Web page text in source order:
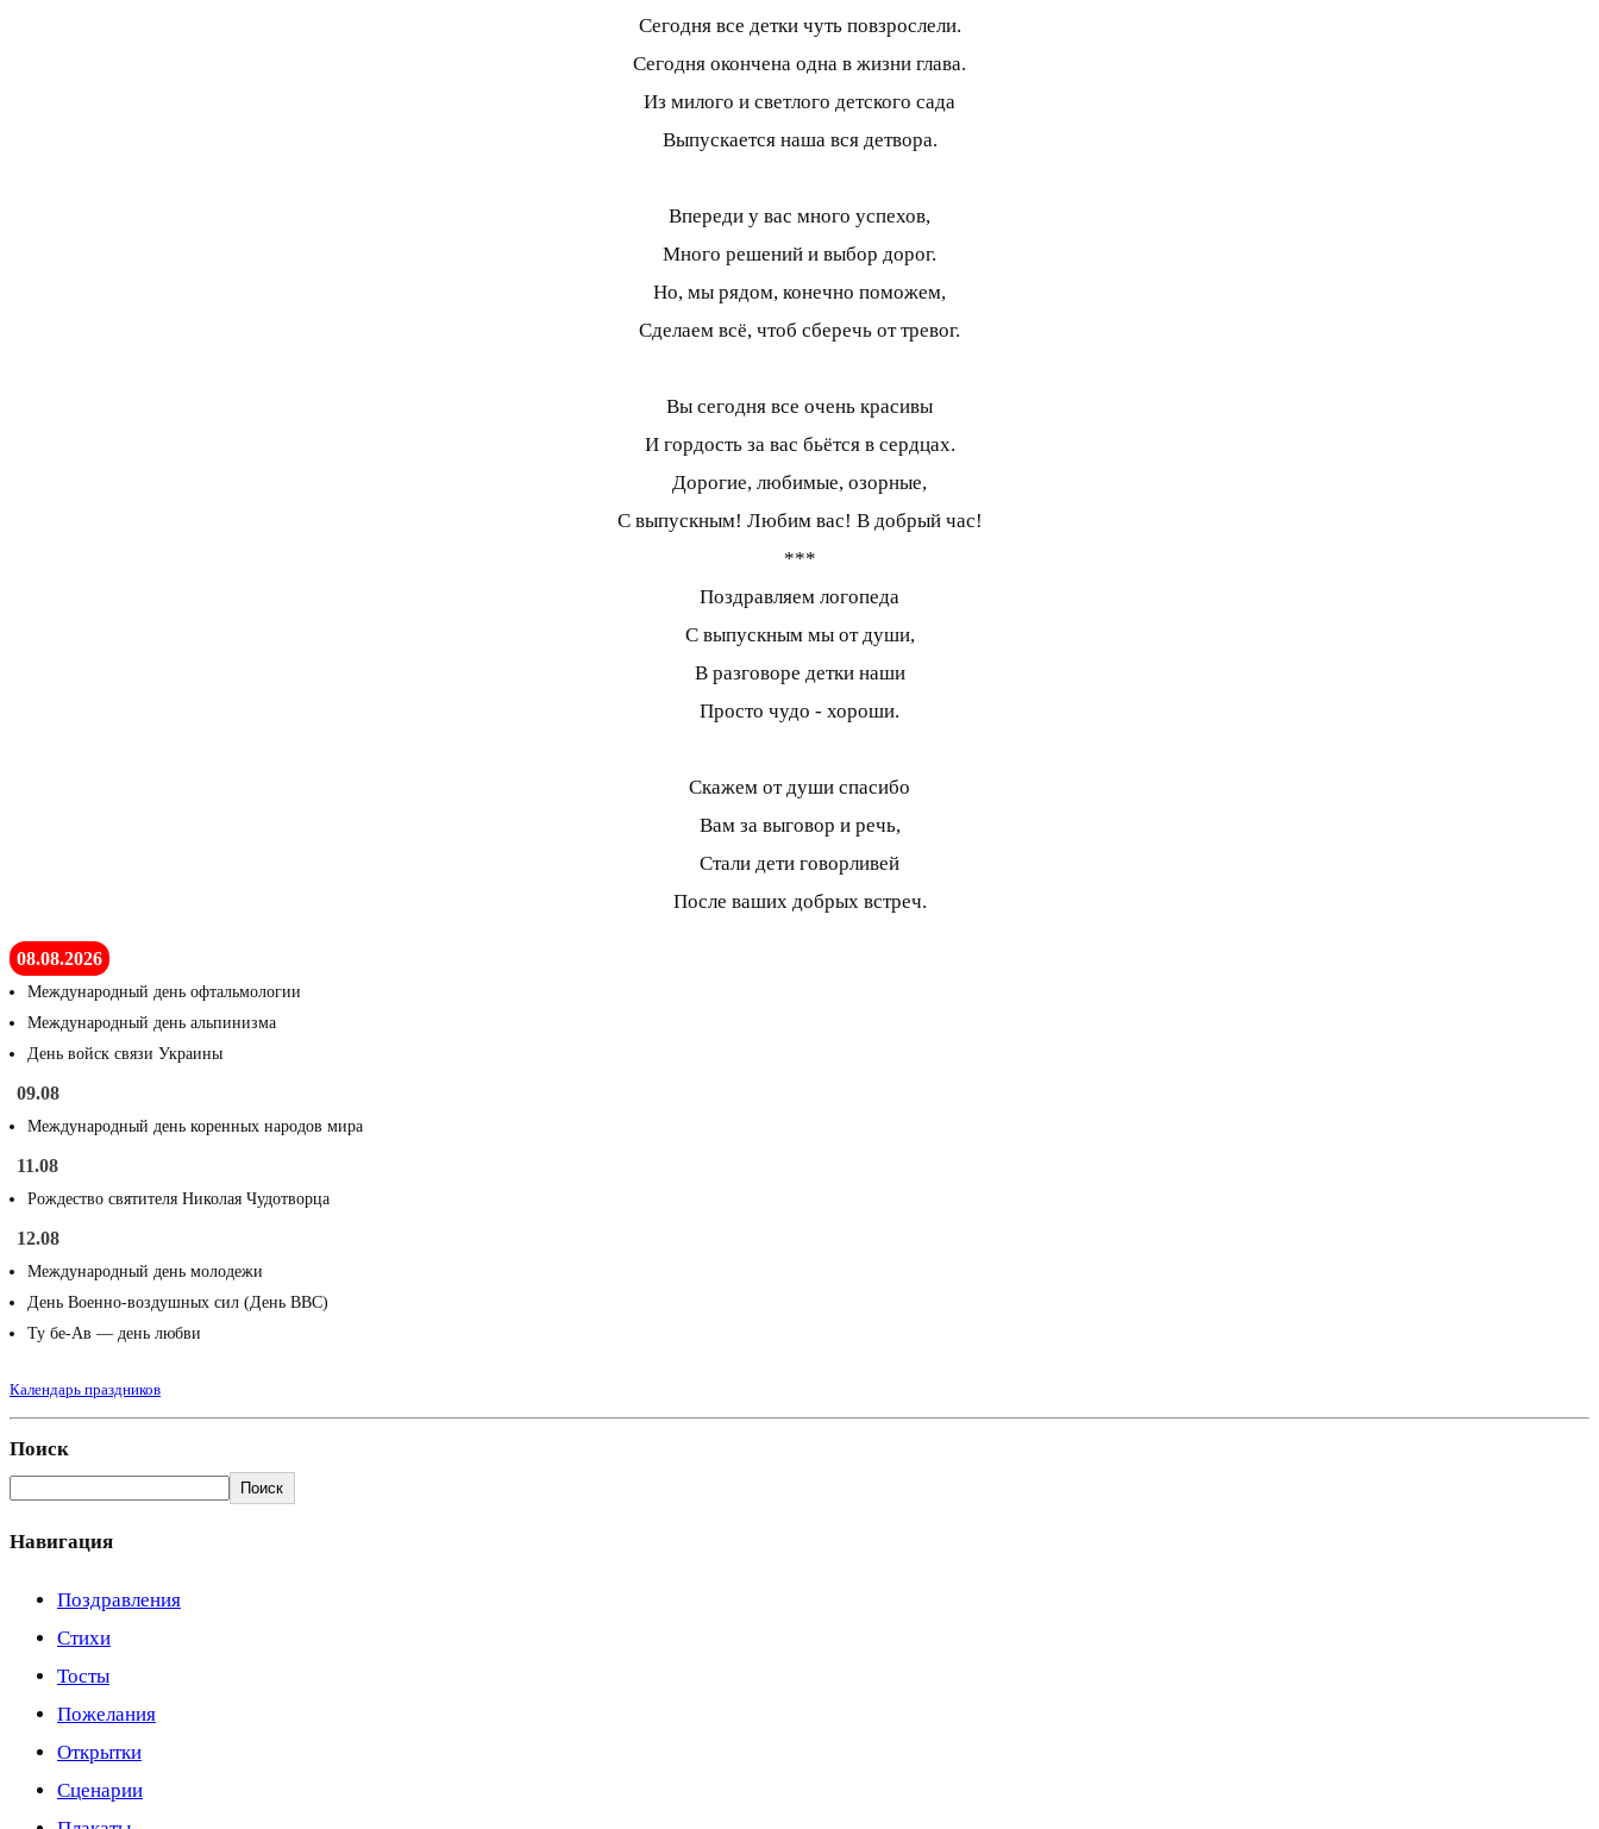
Сегодня все детки чуть повзрослели.
Сегодня окончена одна в жизни глава.
Из милого и светлого детского сада
Выпускается наша вся детвора.
Впереди у вас много успехов,
Много решений и выбор дорог.
Но, мы рядом, конечно поможем,
Сделаем всё, чтоб сберечь от тревог.
Вы сегодня все очень красивы
И гордость за вас бьётся в сердцах.
Дорогие, любимые, озорные,
С выпускным! Любим вас! В добрый час!
***
Поздравляем логопеда
С выпускным мы от души,
В разговоре детки наши
Просто чудо - хороши.
Скажем от души спасибо
Вам за выговор и речь,
Стали дети говорливей
После ваших добрых встреч.
08.08.2026
Международный день офтальмологии
Международный день альпинизма
День войск связи Украины
09.08
Международный день коренных народов мира
11.08
Рождество святителя Николая Чудотворца
12.08
Международный день молодежи
День Военно-воздушных сил (День ВВС)
Ту бе-Ав — день любви
Календарь праздников
Поиск
Поиск
Навигация
Поздравления
Стихи
Тосты
Пожелания
Открытки
Сценарии